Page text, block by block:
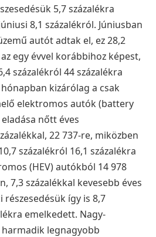
5,7 százalékra
8,1 százalékról. Júniusban
autót adtak el, ez 28,2
egy évvel korábbihoz képest,
százalékról 44 százalékra
kizárólag a csak
elektromos autók (battery
nőtt éves
22 737-re, miközben
százalékról 16,1 százalékra
(HEV) autókból 14 978
7,3 százalékkal kevesebb éves
részesedésük így is 8,7
emelkedett. Nagy-
legnagyobb